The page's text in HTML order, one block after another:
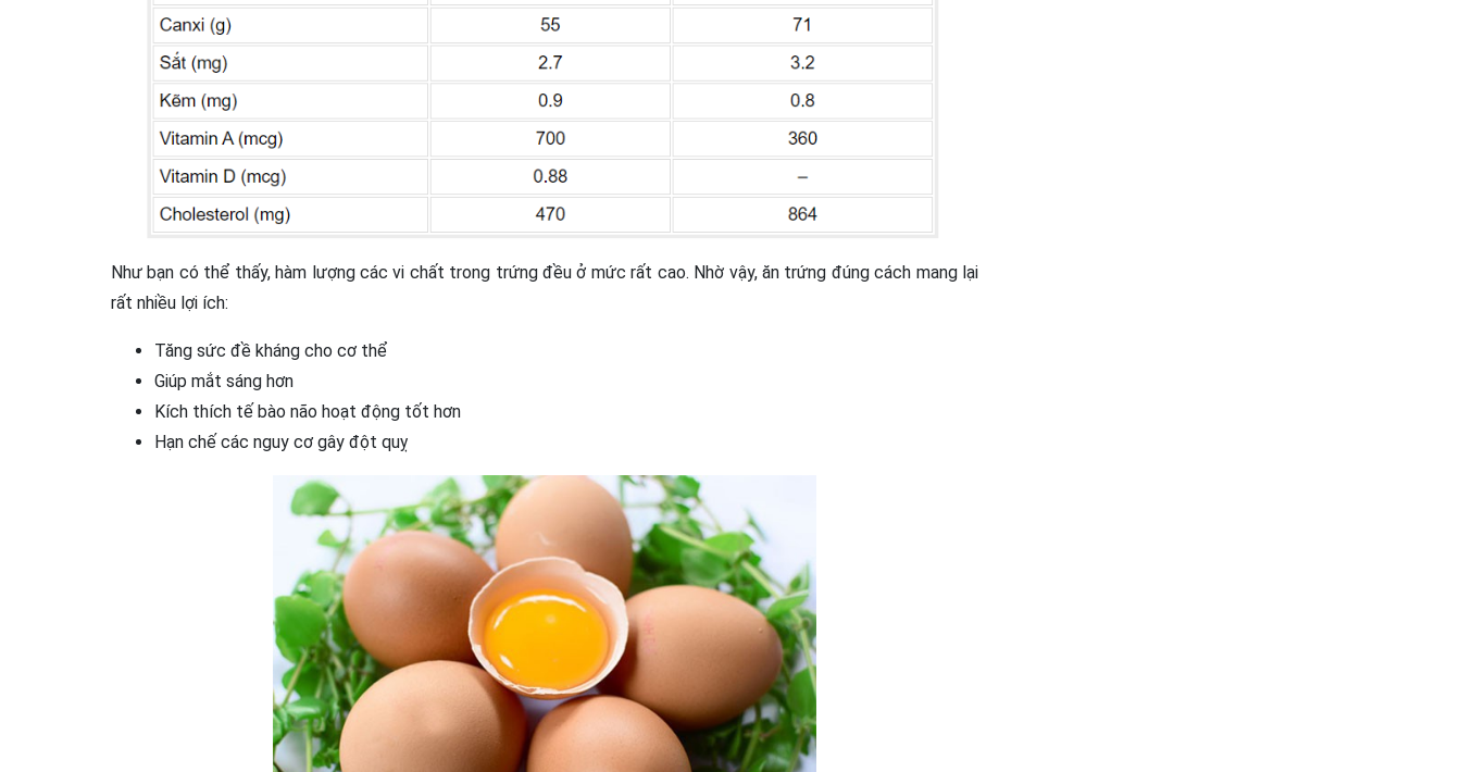
Như bạn có thể thấy, hàm lượng các vi chất trong trứng đều ở mức rất cao. Nhờ vậy, ăn trứng đúng cách mang lại
rất nhiều lợi ích:
Tăng sức đề kháng cho cơ thể
Giúp mắt sáng hơn
Kích thích tế bào não hoạt động tốt hơn
Hạn chế các nguy cơ gây đột quỵ